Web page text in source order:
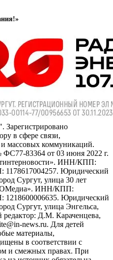
в сфере связи,
массовых коммуникаций.
83364 от 03 июня 2022 г.
ИНН/КПП:
1178617004257. Юридический
Сургут, улица 30 лет
ИНН/КПП:
1218600006635. Юридический
Сургут, улица Энгельса,
Д.М. Караченцева,
news.ru. Для детей
материалы,
в соответствии с
и смежных правах. При